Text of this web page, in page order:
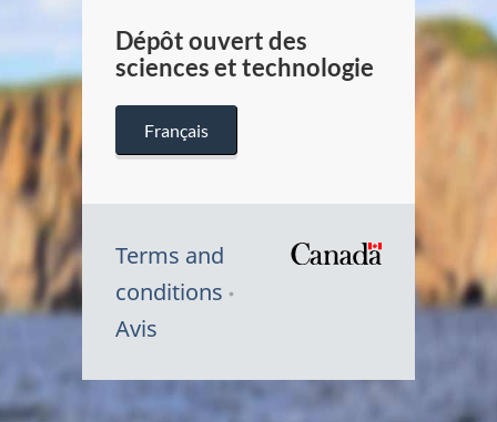
Dépôt ouvert des
sciences et technologie
Français
Terms and
conditions
Avis
Symbole